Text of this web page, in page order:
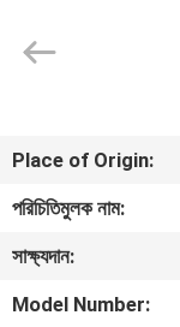
পণ্য
Place of Origin:
পরিচিতিমুলক নাম:
সাক্ষ্যদান:
Model Number: